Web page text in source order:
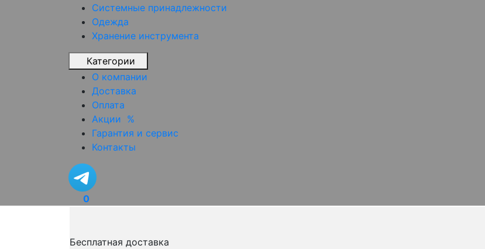
Системные принадлежности
Одежда
Хранение инструмента
Категории
О компании
Доставка
Оплата
Акции %
Гарантия и сервис
Контакты
0
Бесплатная доставка